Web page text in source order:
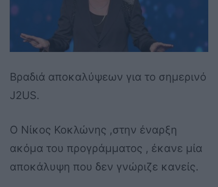
Βραδιά αποκαλύψεων για το σημερινό
J2US.
Ο Νίκος Κοκλώνης ,στην έναρξη
ακόμα του προγράμματος , έκανε μία
αποκάλυψη που δεν γνώριζε κανείς.